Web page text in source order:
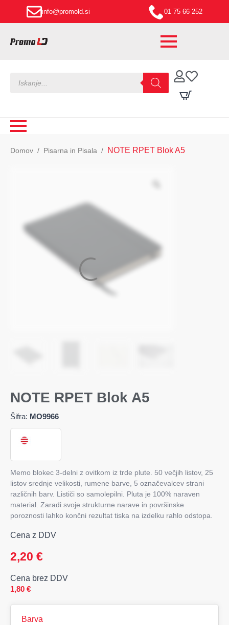
info@promold.si 01 75 66 252
search
Domov Pisarna in Pisala NOTE RPET Blok A5
NOTE RPET Blok A5
Šifra: MO9966
Memo blokec 3-delni z ovitkom iz trde plute. 50 večjih listov, 25
listov srednje velikosti, rumene barve, 5 označevalcev strani
različnih barv. Lističi so samolepilni. Pluta je 100% naraven
material. Zaradi svoje strukturne narave in površinske
poroznosti lahko končni rezultat tiska na izdelku rahlo odstopa.
Cena z DDV
2,20 €
Cena brez DDV
1,80 €
Barva